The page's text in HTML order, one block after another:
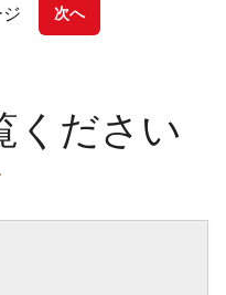
次へ
ください